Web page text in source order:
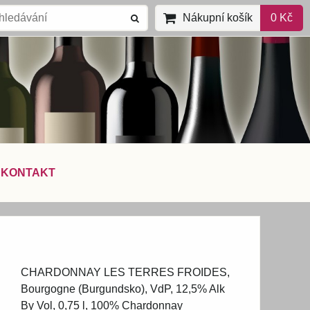
Nákupní košík 0 Kč
KONTAKT
CHARDONNAY LES TERRES FROIDES,
Bourgogne (Burgundsko), VdP, 12,5% Alk
By Vol, 0,75 l, 100% Chardonnay